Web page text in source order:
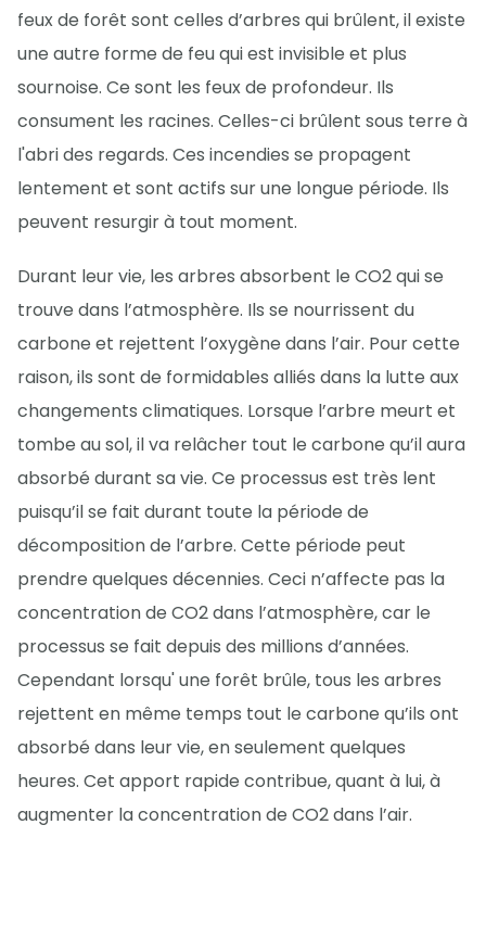
feux de forêt sont celles d’arbres qui brûlent, il existe
une autre forme de feu qui est invisible et plus
sournoise. Ce sont les feux de profondeur. Ils
consument les racines. Celles-ci brûlent sous terre à
l'abri des regards. Ces incendies se propagent
lentement et sont actifs sur une longue période. Ils
peuvent resurgir à tout moment.
Durant leur vie, les arbres absorbent le CO2 qui se
trouve dans l’atmosphère. Ils se nourrissent du
carbone et rejettent l’oxygène dans l’air. Pour cette
raison, ils sont de formidables alliés dans la lutte aux
changements climatiques. Lorsque l’arbre meurt et
tombe au sol, il va relâcher tout le carbone qu’il aura
absorbé durant sa vie. Ce processus est très lent
puisqu’il se fait durant toute la période de
décomposition de l’arbre. Cette période peut
prendre quelques décennies. Ceci n’affecte pas la
concentration de CO2 dans l’atmosphère, car le
processus se fait depuis des millions d’années.
Cependant lorsqu' une forêt brûle, tous les arbres
rejettent en même temps tout le carbone qu’ils ont
absorbé dans leur vie, en seulement quelques
heures. Cet apport rapide contribue, quant à lui, à
augmenter la concentration de CO2 dans l’air.